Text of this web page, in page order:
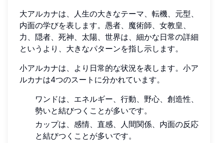
大アルカナは、人生の大きなテーマ、転機、元型、
内面の学びを表します。愚者、魔術師、女教皇、
力、隠者、死神、太陽、世界は、細かな日常の詳細
というより、大きなパターンを指し示します。
小アルカナは、より日常的な状況を表します。小ア
ルカナは4つのスートに分かれています。
ワンドは、エネルギー、行動、野心、創造性、
勢いと結びつくことが多いです。
カップは、感情、直感、人間関係、内面の反応
と結びつくことが多いです。